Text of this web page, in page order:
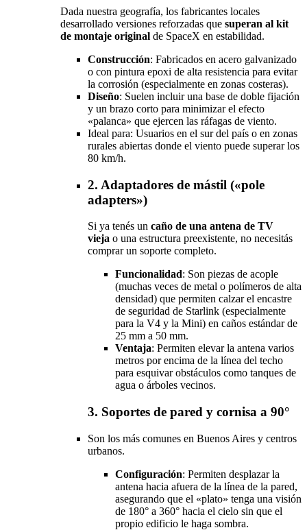
Dada nuestra geografía, los fabricantes locales
desarrollado versiones reforzadas que superan al kit
de montaje original de SpaceX en estabilidad.
Construcción: Fabricados en acero galvanizado
o con pintura epoxi de alta resistencia para evitar
la corrosión (especialmente en zonas costeras).
Diseño: Suelen incluir una base de doble fijación
y un brazo corto para minimizar el efecto
«palanca» que ejercen las ráfagas de viento.
Ideal para: Usuarios en el sur del país o en zonas
rurales abiertas donde el viento puede superar los
80 km/h.
2. Adaptadores de mástil («pole
adapters»)
Si ya tenés un caño de una antena de TV
vieja o una estructura preexistente, no necesitás
comprar un soporte completo.
Funcionalidad: Son piezas de acople
(muchas veces de metal o polímeros de alta
densidad) que permiten calzar el encastre
de seguridad de Starlink (especialmente
para la V4 y la Mini) en caños estándar de
25 mm a 50 mm.
Ventaja: Permiten elevar la antena varios
metros por encima de la línea del techo
para esquivar obstáculos como tanques de
agua o árboles vecinos.
3. Soportes de pared y cornisa a 90°
Son los más comunes en Buenos Aires y centros
urbanos.
Configuración: Permiten desplazar la
antena hacia afuera de la línea de la pared,
asegurando que el «plato» tenga una visión
de 180° a 360° hacia el cielo sin que el
propio edificio le haga sombra.